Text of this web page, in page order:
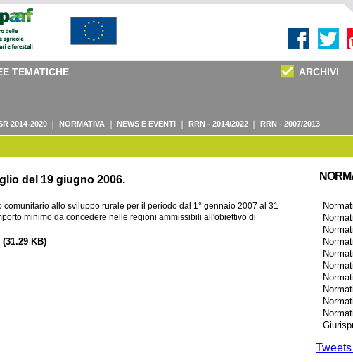
TEMATICHE ARCHIVI
2014-2020 NORMATIVA NEWS E EVENTI RRN - 2014/2022 RRN - 2007/2013
del 19 giugno 2006.
allo sviluppo rurale per il periodo dal 1° gennaio 2007 al 31
minimo da concedere nelle regioni ammissibili all'obiettivo di
(31.29 KB)